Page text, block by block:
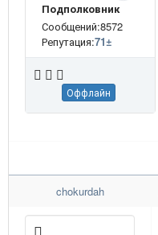
Подполковник
Сообщений:8572
Репутация:71±
Оффлайн
chokurdah